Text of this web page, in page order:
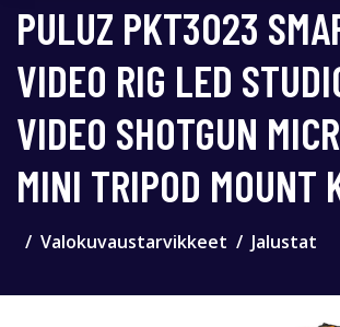
PULUZ PKT3023
VIDEO RIG LED
VIDEO SHOTGUN
MINI TRIPOD MOUNT
Valokuvaustarvikkeet Jalustat